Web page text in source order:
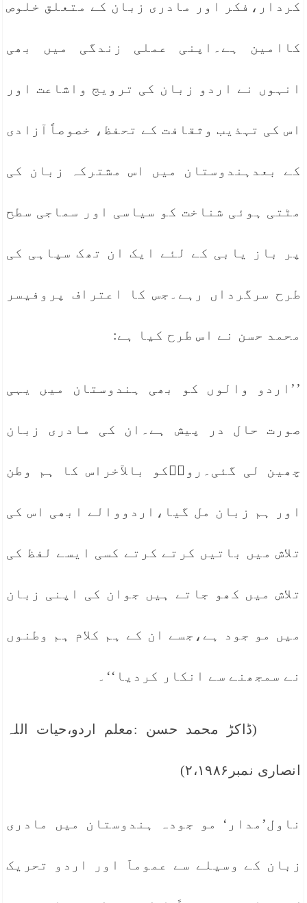
کردار،فکر اور مادری زبان کے متعلق خلوص
کاامین ہے۔اپنی عملی زندگی میں بھی
انہوں نے اردو زبان کی ترویج واشاعت اور
اس کی تہذیب وثقافت کے تحفظ، خصوصاًآزادی
کے بعدہندوستان میں اس مشترکہ زبان کی
مٹتی ہوئی شناخت کو سیاسی اور سماجی سطح
پر باز یابی کے لئے ایک ان تھک سپاہی کی
طرح سرگرداں رہے۔جس کا اعتراف پروفیسر
محمد حسن نے اس طرح کیا ہے:
’’اردو والوں کو بھی ہندوستان میں یہی
صورت حال در پیش ہے۔ان کی مادری زبان
چھین لی گئی۔روزؔکو بالآخراس کا ہم وطن
اور ہم زبان مل گیا،اردووالے ابھی اس کی
تلاش میں باتیں کرتے کرتے کسی ایسے لفظ کی
تلاش میں کھو جاتے ہیں جوان کی اپنی زبان
میں مو جود ہے،جسے ان کے ہم کلام ہم وطنوں
نے سمجھنے سے انکار کردیا‘‘۔
(ڈاکڑ محمد حسن :معلم اردو،حیات اللہ
انصاری نمبر۲،۱۹۸۶)
ناول’مدار‘ مو جودہ ہندوستان میں مادری
زبان کے وسیلے سے عموماََ اور اردو تحریک